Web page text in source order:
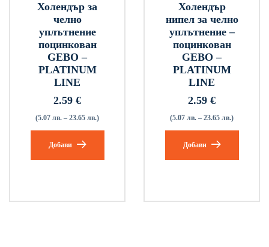
Холендър за
челно
уплътнение
поцинкован
GEBO –
PLATINUM
LINE
2.59 €
(5.07 лв. – 23.65 лв.)
Добави
Холендър
нипел за челно
уплътнение –
поцинкован
GEBO –
PLATINUM
LINE
2.59 €
(5.07 лв. – 23.65 лв.)
Добави